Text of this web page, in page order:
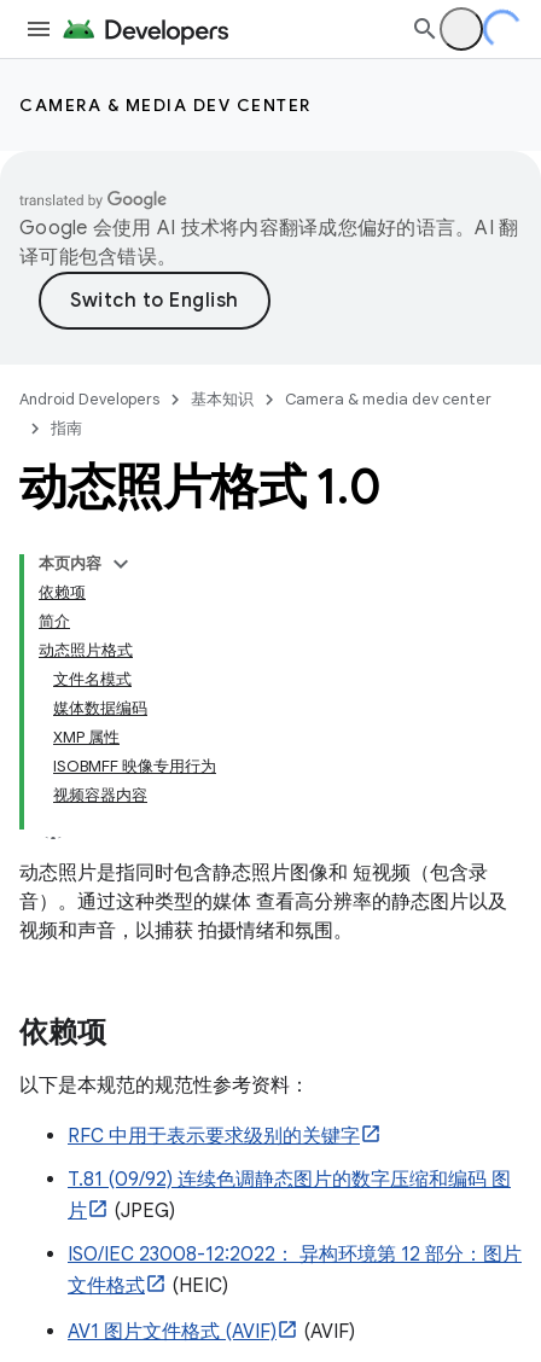
CAMERA & MEDIA DEV CENTER
Google 会使用 AI 技术将内容翻译成您偏好的语言。AI 翻
译可能包含错误。
Android Developers 基本知识
Camera & media dev center
指南
动态照片格式 1.0
本页内容
依赖项
简介
动态照片格式
文件名模式
媒体数据编码
XMP 属性
ISOBMFF 映像专用行为
视频容器内容
动态照片是指同时包含静态照片图像和 短视频（包含录
音）。通过这种类型的媒体 查看高分辨率的静态图片以及
视频和声音，以捕获 拍摄情绪和氛围。
依赖项
以下是本规范的规范性参考资料：
RFC 中用于表示要求级别的关键字
T.81 (09/92) 连续色调静态图片的数字压缩和编码 图
片
(JPEG)
ISO/IEC 23008-12:2022： 异构环境第 12 部分：图片
文件格式
(HEIC)
AV1 图片文件格式 (AVIF)
(AVIF)